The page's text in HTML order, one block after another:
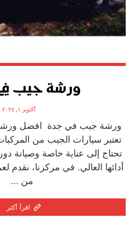
ورشة جيب
أكتوبر ١, ٢٠٢٤
ورشة جيب في جدة افضل
تعتبر سيارات الجيب من المركبات
تحتاج إلى عناية خاصة وصيانة
أدائها العالي. في مركزنا، نقدم
من ...
اقرأ أكثر